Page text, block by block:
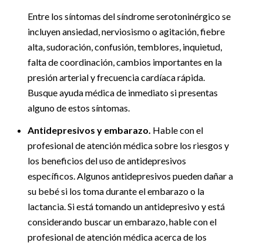
Entre los síntomas del síndrome serotoninérgico se
incluyen ansiedad, nerviosismo o agitación, fiebre
alta, sudoración, confusión, temblores, inquietud,
falta de coordinación, cambios importantes en la
presión arterial y frecuencia cardíaca rápida.
Busque ayuda médica de inmediato si presentas
alguno de estos síntomas.
Antidepresivos y embarazo. Hable con el
profesional de atención médica sobre los riesgos y
los beneficios del uso de antidepresivos
específicos. Algunos antidepresivos pueden dañar a
su bebé si los toma durante el embarazo o la
lactancia. Si está tomando un antidepresivo y está
considerando buscar un embarazo, hable con el
profesional de atención médica acerca de los